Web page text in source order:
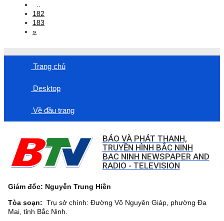
182
183
»
Trang chủ
Desktop
Về đầu trang
BÁO VÀ PHÁT THANH,
TRUYỀN HÌNH BẮC NINH
BAC NINH NEWSPAPER AND
RADIO - TELEVISION
Giám đốc: Nguyễn Trung Hiền
Tòa soạn: Trụ sở chính: Đường Võ Nguyên Giáp, phường Đa
Mai, tỉnh Bắc Ninh.